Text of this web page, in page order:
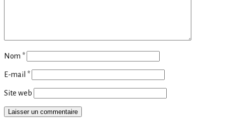
Nom *
E-mail *
Site web